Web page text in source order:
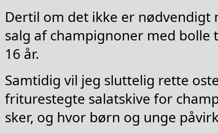
Dertil om det ikke er
salg af champignoner med
16 år.
Samtidig vil jeg sluttelig rette
friturestegte salatskive for
sker, og hvor børn og unge